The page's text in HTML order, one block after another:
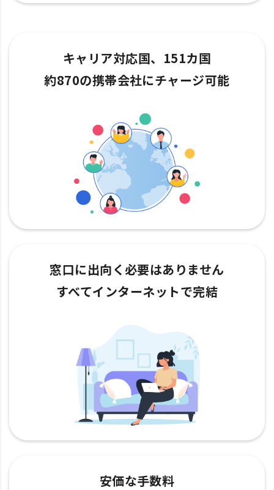
キャリア対応国、151カ国
約870の携帯会社にチャージ可能
窓口に出向く必要はありません
すべてインターネットで完結
安価な手数料